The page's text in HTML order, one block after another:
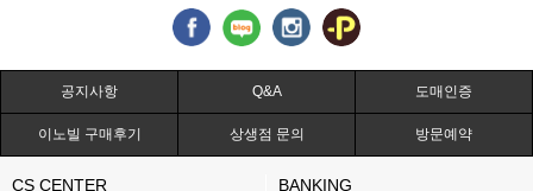
공지사항 Q&A 도매인증
이노빌 구매후기 상생점 문의 방문예약
CS CENTER BANKING